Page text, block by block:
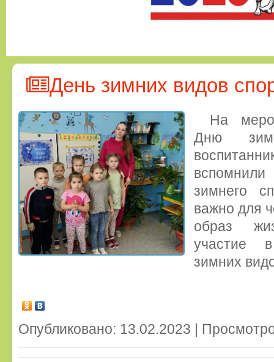
День зимних видов
На
Дню
зимнего
важно для
образ
участие
зимних
Опубликовано: 13.02.2023 |